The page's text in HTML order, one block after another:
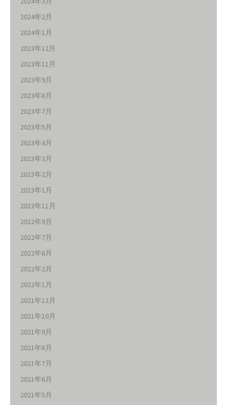
2024年2月
2024年1月
2023年12月
2023年11月
2023年9月
2023年8月
2023年7月
2023年5月
2023年4月
2023年3月
2023年2月
2023年1月
2022年11月
2022年9月
2022年7月
2022年6月
2022年2月
2022年1月
2021年12月
2021年10月
2021年9月
2021年8月
2021年7月
2021年6月
2021年5月